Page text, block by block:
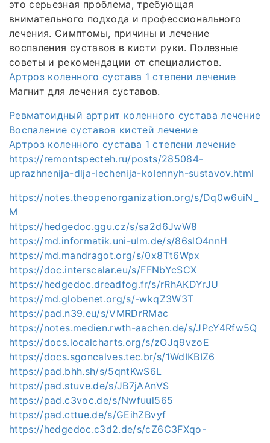
это серьезная проблема, требующая
внимательного подхода и профессионального
лечения. Симптомы, причины и лечение
воспаления суставов в кисти руки. Полезные
советы и рекомендации от специалистов.
Артроз коленного сустава 1 степени лечение
Магнит для лечения суставов.
Ревматоидный артрит коленного сустава лечение
Воспаление суставов кистей лечение
Артроз коленного сустава 1 степени лечение
https://remontspecteh.ru/posts/285084-
uprazhnenija-dlja-lechenija-kolennyh-sustavov.html
https://notes.theopenorganization.org/s/Dq0w6uiN_
M
https://hedgedoc.ggu.cz/s/sa2d6JwW8
https://md.informatik.uni-ulm.de/s/86slO4nnH
https://md.mandragot.org/s/0x8Tt6Wpx
https://doc.interscalar.eu/s/FFNbYcSCX
https://hedgedoc.dreadfog.fr/s/rRhAKDYrJU
https://md.globenet.org/s/-wkqZ3W3T
https://pad.n39.eu/s/VMRDrRMac
https://notes.medien.rwth-aachen.de/s/JPcY4Rfw5Q
https://docs.localcharts.org/s/zOJq9vzoE
https://docs.sgoncalves.tec.br/s/1WdIKBIZ6
https://pad.bhh.sh/s/5qntKwS6L
https://pad.stuve.de/s/JB7jAAnVS
https://pad.c3voc.de/s/Nwfuul565
https://pad.cttue.de/s/GEihZBvyf
https://hedgedoc.c3d2.de/s/cZ6C3FXqo-